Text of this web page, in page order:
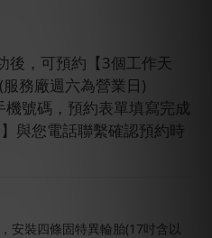
後，可預約【3個工作天
務廠週六為營業日)
號碼，預約表單填寫完成
與您電話聯繫確認預約時
安裝四條固特異輪胎(17吋含以